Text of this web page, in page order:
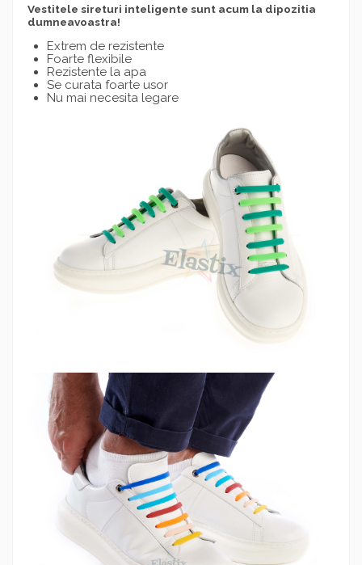
Vestitele sireturi inteligente sunt acum la dipozitia
dumneavoastra!
Extrem de rezistente
Foarte flexibile
Rezistente la apa
Se curata foarte usor
Nu mai necesita legare